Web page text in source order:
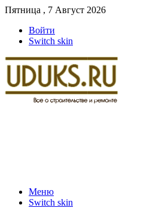
Пятница , 7 Август 2026
Войти
Switch skin
Меню
Switch skin